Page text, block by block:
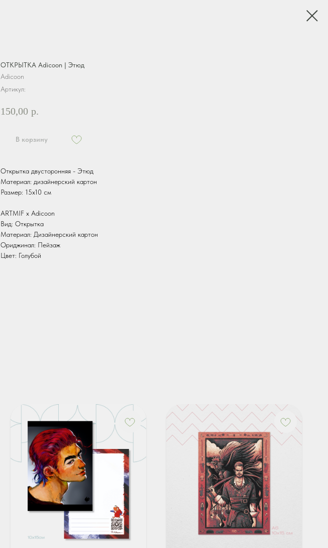
ОТКРЫТКА Adicoon | Этюд
Adicoon
Артикул:
150,00 р.
В корзину
Открытка двусторонняя - Этюд
Материал: дизайнерский картон
Размер: 15х10 см
ARTMIF х Adicoon
Вид: Открытка
Материал: Дизайнерский картон
Ориджинал: Пейзаж
Цвет: Голубой